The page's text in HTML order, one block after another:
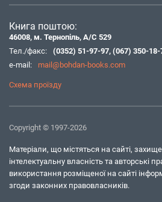
Книга поштою:
46008, м. Тернопіль, А/С 529
Тел./факс:
(0352) 51-97-97, (067) 350-18-
e-mail:
mail@bohdan-books.com
Схема проїзду
Copyright © 1997-2026
Матеріали, що містяться на сайті,
інтелектуальну власність та авторські
використання розміщеної на сайті
згоди законних правовласників.